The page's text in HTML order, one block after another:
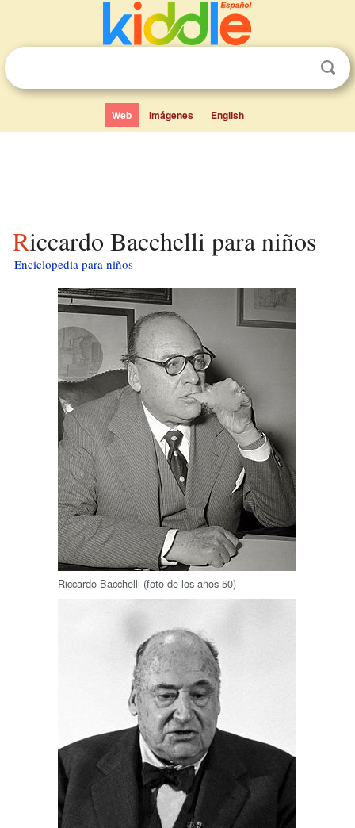
Web Imágenes English
Riccardo Bacchelli para niños
Enciclopedia para niños
Riccardo Bacchelli (foto de los años 50)